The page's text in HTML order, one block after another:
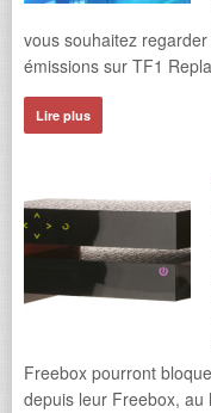
vous souhaitez
émissions sur TF1
Lire plus
Freebox pourront
depuis leur Freebox,